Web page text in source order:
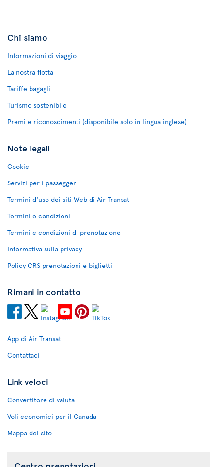
Chi siamo
Informazioni di viaggio
La nostra flotta
Tariffe bagagli
Turismo sostenibile
Premi e riconoscimenti (disponibile solo in lingua inglese)
Note legali
Cookie
Servizi per i passeggeri
Termini d'uso dei siti Web di Air Transat
Termini e condizioni
Termini e condizioni di prenotazione
Informativa sulla privacy
Policy CRS prenotazioni e biglietti
Rimani in contatto
App di Air Transat
Contattaci
Link veloci
Convertitore di valuta
Voli economici per il Canada
Mappa del sito